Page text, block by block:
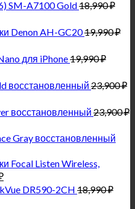
SM-A7100 Gold18,990₽
Denon AH-GC2019,990₽
для iPhone19,990₽
восстановленный 23,900₽
восстановленный 23,900₽
Gray восстановленный
Focal Listen Wireless,
DR590-2CH 18,990₽